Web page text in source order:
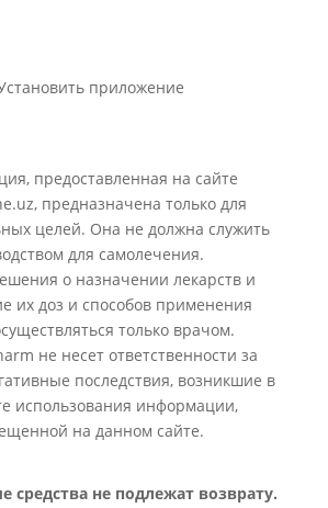
предоставленная на сайте
предназначена только для
целей. Она не должна служить
для самолечения.
о назначении лекарств и
их доз и способов применения
только врачом.
не несет ответственности за
последствия, возникшие в
использования информации,
на данном сайте.
средства не подлежат возврату.